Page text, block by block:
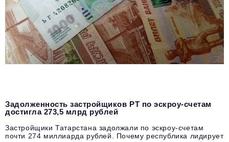
Задолженность застройщиков РТ по эскроу-счетам
достигла 273,5 млрд рублей
Застройщики Татарстана задолжали по эскроу-счетам
почти 274 миллиарда рублей. Почему республика лидирует